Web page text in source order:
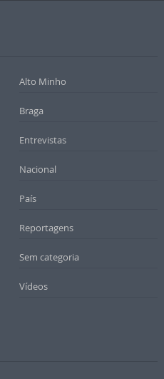
Alto Minho
Braga
Entrevistas
Nacional
País
Reportagens
Sem categoria
Vídeos